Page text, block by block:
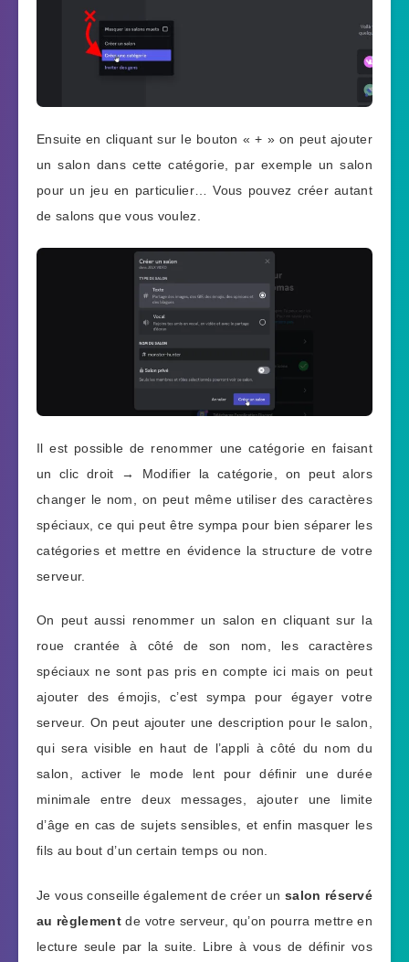
Ensuite en cliquant sur le bouton « + » on peut ajouter
un salon dans cette catégorie, par exemple un salon
pour un jeu en particulier… Vous pouvez créer autant
de salons que vous voulez.
Il est possible de renommer une catégorie en faisant
un clic droit → Modifier la catégorie, on peut alors
changer le nom, on peut même utiliser des caractères
spéciaux, ce qui peut être sympa pour bien séparer les
catégories et mettre en évidence la structure de votre
serveur.
On peut aussi renommer un salon en cliquant sur la
roue crantée à côté de son nom, les caractères
spéciaux ne sont pas pris en compte ici mais on peut
ajouter des émojis, c’est sympa pour égayer votre
serveur. On peut ajouter une description pour le salon,
qui sera visible en haut de l’appli à côté du nom du
salon, activer le mode lent pour définir une durée
minimale entre deux messages, ajouter une limite
d’âge en cas de sujets sensibles, et enfin masquer les
fils au bout d’un certain temps ou non.
Je vous conseille également de créer unsalon réservé
au règlementde votre serveur, qu’on pourra mettre en
lecture seule par la suite. Libre à vous de définir vos